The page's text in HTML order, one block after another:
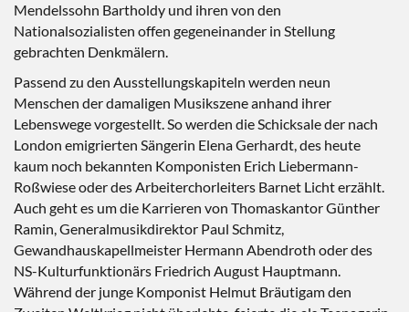
Mendelssohn Bartholdy und ihren von den
Nationalsozialisten offen gegeneinander in Stellung
gebrachten Denkmälern.
Passend zu den Ausstellungskapiteln werden neun
Menschen der damaligen Musikszene anhand ihrer
Lebenswege vorgestellt. So werden die Schicksale der nach
London emigrierten Sängerin Elena Gerhardt, des heute
kaum noch bekannten Komponisten Erich Liebermann-
Roßwiese oder des Arbeiterchorleiters Barnet Licht erzählt.
Auch geht es um die Karrieren von Thomaskantor Günther
Ramin, Generalmusikdirektor Paul Schmitz,
Gewandhauskapellmeister Hermann Abendroth oder des
NS-Kulturfunktionärs Friedrich August Hauptmann.
Während der junge Komponist Helmut Bräutigam den